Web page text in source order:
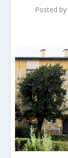
Posted by